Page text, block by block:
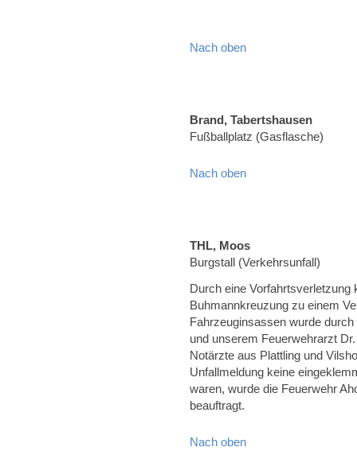
Nach oben
Brand, Tabertshausen
Fußballplatz (Gasflasche)
Nach oben
THL, Moos
Burgstall (Verkehrsunfall)
Durch eine
Buhmannkreuzung zu einem
Fahrzeuginsassen wurde
und unserem Feuerwehrarzt
Notärzte aus Plattling und
Unfallmeldung keine
waren, wurde die Feuerwehr
beauftragt.
Nach oben